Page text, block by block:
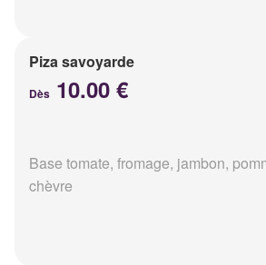
Piza savoyarde
Dès 10.00 €
Base tomate, fromage, jambon,
chèvre